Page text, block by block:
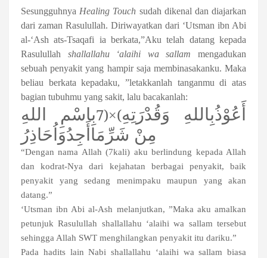
Sesungguhnya Healing Touch sudah dikenal dan diajarkan
dari zaman Rasulullah. Diriwayatkan dari ‘Utsman ibn Abi
al-‘Ash ats-Tsaqafi ia berkata,”Aku telah datang kepada
Rasulullah shallallahu ‘alaihi wa sallam
mengadukan
sebuah penyakit yang hampir saja membinasakanku. Maka
beliau berkata kepadaku, ”letakkanlah tanganmu di atas
bagian tubuhmu yang sakit, lalu bacakanlah:
بِاسْمِ اللهِ (7×)أَعُوْذُبِاللهِ وَقُدْرَتِهِ
مِنْ شَرِّمَاأَجِدُوَاُحَاذِرُ
“Dengan nama Allah (7kali) aku berlindung kepada Allah
dan kodrat-Nya dari kejahatan berbagai penyakit, baik
penyakit yang sedang menimpaku maupun yang akan
datang.”
‘Utsman ibn Abi al-Ash melanjutkan, ”Maka aku amalkan
petunjuk Rasulullah shallallahu ‘alaihi wa sallam tersebut
sehingga Allah SWT menghilangkan penyakit itu dariku.”
Pada hadits lain Nabi shallallahu ‘alaihi wa sallam biasa